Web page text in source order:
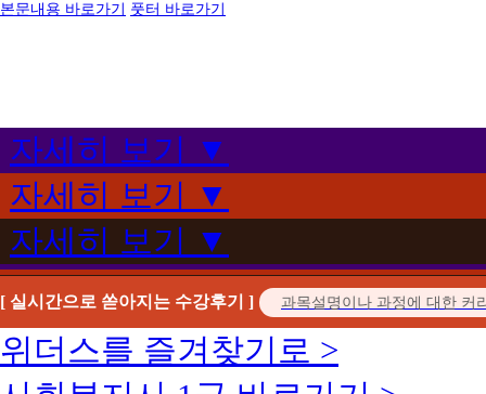
본문내용 바로가기 풋터 바로가기
자세히 보기 ▼
자세히 보기 ▼
자세히 보기 ▼
[ 실시간으로 쏟아지는 수강후기 ]
위더스를 즐겨찾기로 >